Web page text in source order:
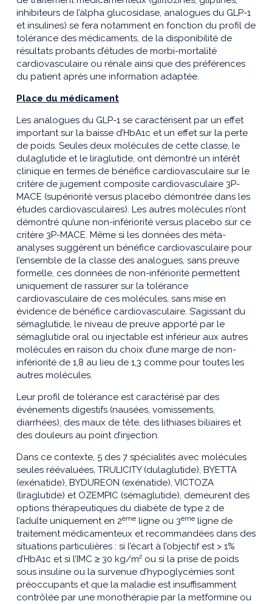
inhibiteurs de l’alpha glucosidase, analogues du GLP-1
et insulines) se fera notamment en fonction du profil de
tolérance des médicaments, de la disponibilité de
résultats probants d’études de morbi-mortalité
cardiovasculaire ou rénale ainsi que des préférences
du patient après une information adaptée.
Place du médicament
Les analogues du GLP-1 se caractérisent par un effet
important sur la baisse d’HbA1c et un effet sur la perte
de poids. Seules deux molécules de cette classe, le
dulaglutide et le liraglutide, ont démontré un intérêt
clinique en termes de bénéfice cardiovasculaire sur le
critère de jugement composite cardiovasculaire 3P-
MACE (supériorité versus placebo démontrée dans les
études cardiovasculaires). Les autres molécules n’ont
démontré qu’une non-infériorité versus placebo sur ce
critère 3P-MACE. Même si les données des méta-
analyses suggèrent un bénéfice cardiovasculaire pour
l’ensemble de la classe des analogues, sans preuve
formelle, ces données de non-infériorité permettent
uniquement de rassurer sur la tolérance
cardiovasculaire de ces molécules, sans mise en
évidence de bénéfice cardiovasculaire. S’agissant du
sémaglutide, le niveau de preuve apporté par le
sémaglutide oral ou injectable est inférieur aux autres
molécules en raison du choix d’une marge de non-
infériorité de 1,8 au lieu de 1,3 comme pour toutes les
autres molécules.
Leur profil de tolérance est caractérisé par des
événements digestifs (nausées, vomissements,
diarrhées), des maux de tête, des lithiases biliaires et
des douleurs au point d’injection.
Dans ce contexte, 5 des 7 spécialités avec molécules
seules réévaluées, TRULICITY (dulaglutide), BYETTA
(exénatide), BYDUREON (exénatide), VICTOZA
(liraglutide) et OZEMPIC (sémaglutide), demeurent des
options thérapeutiques du diabète de type 2 de
l’adulte uniquement en 2ème ligne ou 3ème ligne de
traitement médicamenteux et recommandées dans des
situations particulières : si l’écart à l’objectif est > 1%
d’HbA1c et si l’IMC ≥ 30 kg/m² ou si la prise de poids
sous insuline ou la survenue d’hypoglycémies sont
préoccupants et que la maladie est insuffisamment
contrôlée par une monothérapie par la metformine ou